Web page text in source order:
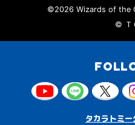
©2026 Wizards of the
© Ｔ
タカラトミ